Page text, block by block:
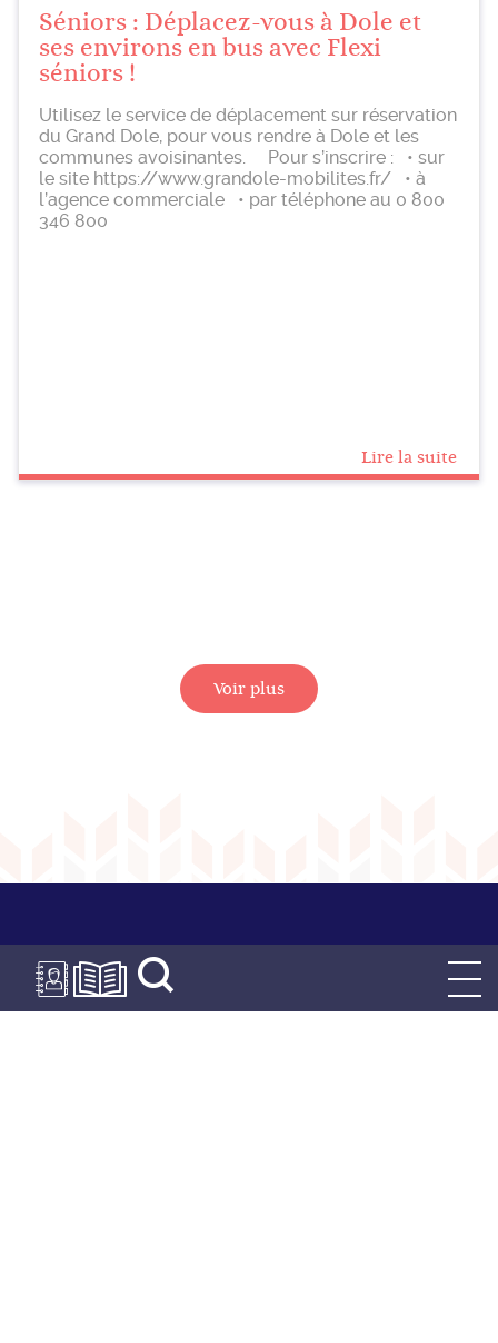
Séniors : Déplacez-vous à Dole et
ses environs en bus avec Flexi
séniors !
Utilisez le service de déplacement sur réservation
du Grand Dole, pour vous rendre à Dole et les
communes avoisinantes. Pour s’inscrire : • sur
le site https://www.grandole-mobilites.fr/ • à
l’agence commerciale • par téléphone au 0 800
346 800
Lire la suite
Voir plus
Mairie de Champvans